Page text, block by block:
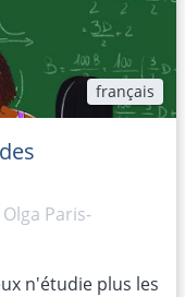
français
Paris-
n'étudie plus les